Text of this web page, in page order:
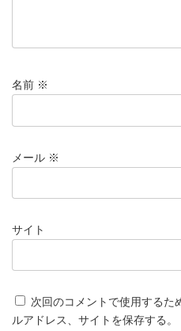
名前 ※
メール ※
サイト
次回のコメントで使用するた
ルアドレス、サイトを保存する。